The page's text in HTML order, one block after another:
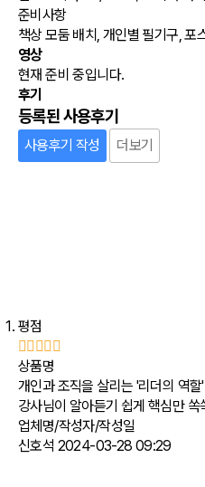
준비사항
책상 모둠 배치, 개인별 필기구, 포
영상
현재 준비 중입니다.
후기
등록된 사용후기
사용후기 작성 더보기
평점
상품명
개인과 조직을 살리는 '리더의 역할'
강사님이 알아듣기 쉽게 핵심만
업체명/작성자/작성일
신호석 2024-03-28 09:29